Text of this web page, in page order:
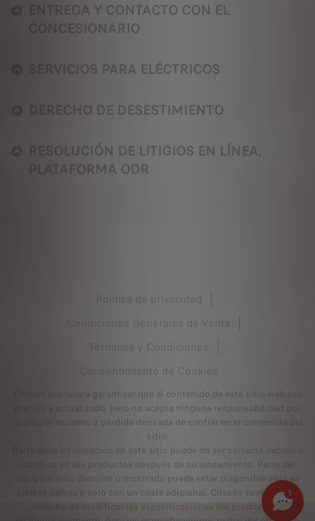
ENTREGA Y CONTACTO CON EL
CONCESIONARIO
SERVICIOS PARA ELÉCTRICOS
DERECHO DE DESESTIMIENTO
RESOLUCIÓN DE LITIGIOS EN LÍNEA.
PLATAFORMA ODR
Política de privacidad
Condiciones Generales de Venta
Términos y Condiciones
Consentimiento de Cookies
Citroën procurará garantizar que el contenido de este sitio web sea
preciso y actualizado, pero no acepta ninguna responsabilidad por
cualquier reclamo o pérdida derivada de confiar en el contenido del
sitio.
Parte de la información en este sitio puede no ser correcta debido a
cambios en los productos después de su lanzamiento. Parte del
equipamiento descrito o mostrado puede estar disponible solo en
ciertos países o solo con un coste adicional. Citroën se reserva el
derecho de modificar las especificaciones del producto en
1